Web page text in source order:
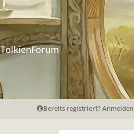
TolkienForum
Bereits registriert? Anmelden